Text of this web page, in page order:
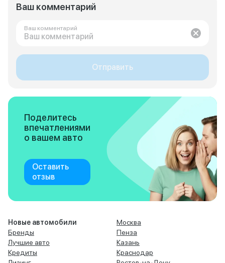
Ваш комментарий
Ваш комментарий
Отправить
Поделитесь
впечатлениями
о вашем авто
Оставить
отзыв
Новые автомобили
Бренды
Лучшие авто
Кредиты
Москва
Пенза
Казань
Краснодар